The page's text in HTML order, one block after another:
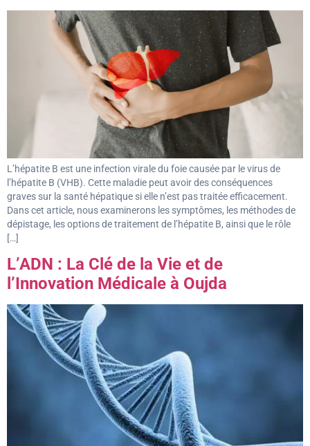
L’hépatite B est une infection virale du foie causée par le virus de
l’hépatite B (VHB). Cette maladie peut avoir des conséquences
graves sur la santé hépatique si elle n’est pas traitée efficacement.
Dans cet article, nous examinerons les symptômes, les méthodes de
dépistage, les options de traitement de l’hépatite B, ainsi que le rôle
[…]
L’ADN : La Clé de la Vie et de
l’Innovation Médicale à Oujda